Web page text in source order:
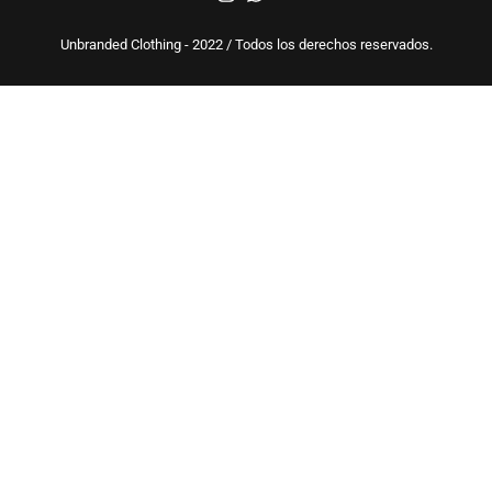
Unbranded Clothing - 2022 / Todos los derechos reservados.